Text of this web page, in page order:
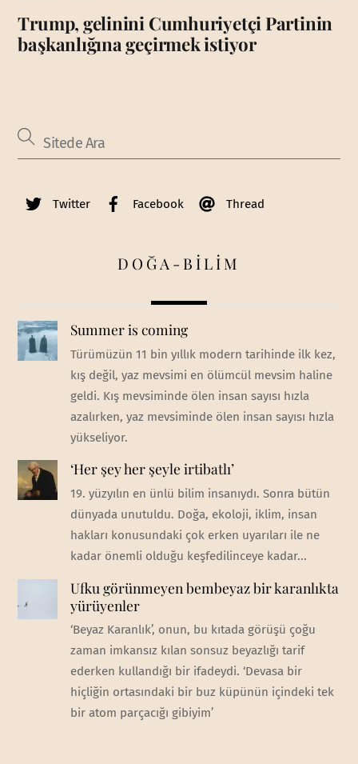
Trump, gelinini Cumhuriyetçi Partinin
başkanlığına geçirmek istiyor
Twitter Facebook Thread
DOĞA-BİLİM
Summer is coming
Türümüzün 11 bin yıllık modern tarihinde ilk kez,
kış değil, yaz mevsimi en ölümcül mevsim haline
geldi. Kış mevsiminde ölen insan sayısı hızla
azalırken, yaz mevsiminde ölen insan sayısı hızla
yükseliyor.
‘Her şey her şeyle irtibatlı’
19. yüzyılın en ünlü bilim insanıydı. Sonra bütün
dünyada unutuldu. Doğa, ekoloji, iklim, insan
hakları konusundaki çok erken uyarıları ile ne
kadar önemli olduğu keşfedilinceye kadar...
Ufku görünmeyen bembeyaz bir karanlıkta
yürüyenler
‘Beyaz Karanlık’, onun, bu kıtada görüşü çoğu
zaman imkansız kılan sonsuz beyazlığı tarif
ederken kullandığı bir ifadeydi. ‘Devasa bir
hiçliğin ortasındaki bir buz küpünün içindeki tek
bir atom parçacığı gibiyim’